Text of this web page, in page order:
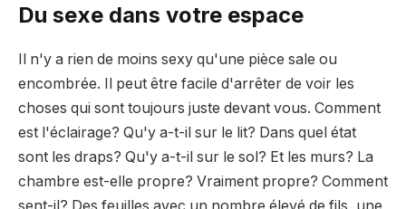
Du sexe dans votre espace
Il n'y a rien de moins sexy qu'une pièce sale ou
encombrée. Il peut être facile d'arrêter de voir les
choses qui sont toujours juste devant vous. Comment
est l'éclairage? Qu'y a-t-il sur le lit? Dans quel état
sont les draps? Qu'y a-t-il sur le sol? Et les murs? La
chambre est-elle propre? Vraiment propre? Comment
sent-il? Des feuilles avec un nombre élevé de fils, une